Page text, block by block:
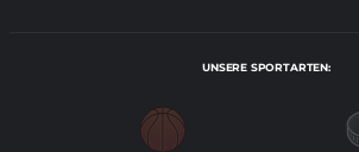
UNSERE SPORTARTEN: